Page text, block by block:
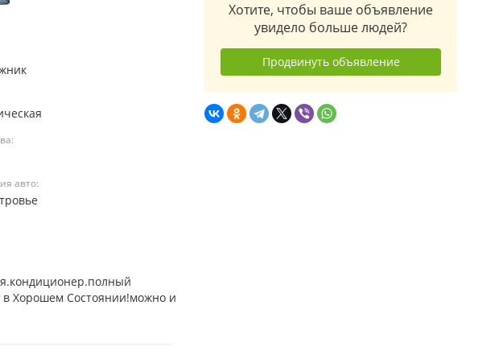
авто:
в Хорошем Состоянии!можно и
Хотите, чтобы ваше объявление
увидело больше людей?
Продвинуть объявление